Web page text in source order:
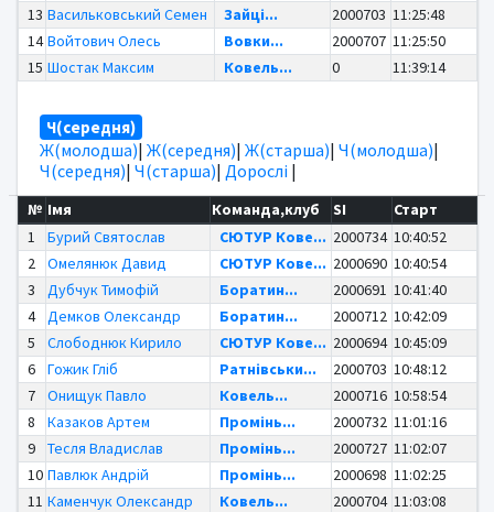
13 Васильковський Семен Зайці... 2000703 11:25:48
14 Войтович Олесь Вовки... 2000707 11:25:50
15 Шостак Максим Ковель... 0 11:39:14
Ч(середня)
Ж(молодша)| Ж(середня)| Ж(старша)| Ч(молодша)|
Ч(середня)| Ч(старша)| Дорослі |
№ Імя Команда,клуб SI
Старт
1
Бурий Святослав СЮТУР Кове... 2000734 10:40:52
2
Омелянюк Давид СЮТУР Кове... 2000690 10:40:54
3
Дубчук Тимофій Боратин... 2000691 10:41:40
4
Демков Олександр Боратин... 2000712 10:42:09
5
Слободнюк Кирило СЮТУР Кове... 2000694 10:45:09
6
Гожик Гліб Ратнівськи... 2000703 10:48:12
7
Онищук Павло Ковель... 2000716 10:58:54
8
Казаков Артем Промінь... 2000732 11:01:16
9
Тесля Владислав Промінь... 2000727 11:02:07
10 Павлюк Андрій Промінь... 2000698 11:02:25
11 Каменчук Олександр Ковель... 2000704 11:03:08